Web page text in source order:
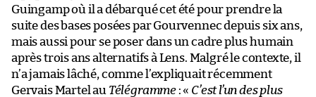
Guingamp où il a débarqué cet été pour prendre la
suite des bases posées par Gourvennec depuis six ans,
mais aussi pour se poser dans un cadre plus humain
après trois ans alternatifs à Lens. Malgré le contexte, il
n’a jamais lâché, comme l’expliquait récemment
Gervais Martel au Télégramme: « C’est l’un des plus